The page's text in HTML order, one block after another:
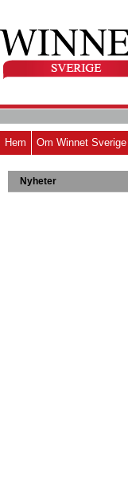
Hem Om Winnet Sverige
Nyheter